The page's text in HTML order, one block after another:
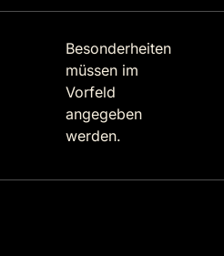
Besonderheiten
müssen im
Vorfeld
angegeben
werden.